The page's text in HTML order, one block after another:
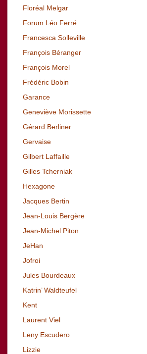
Floréal Melgar
Forum Léo Ferré
Francesca Solleville
François Béranger
François Morel
Frédéric Bobin
Garance
Geneviève Morissette
Gérard Berliner
Gervaise
Gilbert Laffaille
Gilles Tcherniak
Hexagone
Jacques Bertin
Jean-Louis Bergère
Jean-Michel Piton
JeHan
Jofroi
Jules Bourdeaux
Katrin’ Waldteufel
Kent
Laurent Viel
Leny Escudero
Lizzie